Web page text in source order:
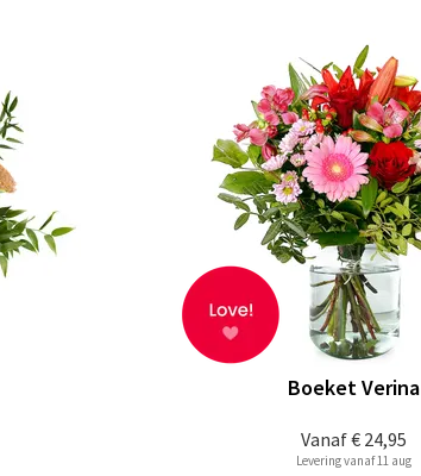
Vanaf€ 24,95
Boeket Verina
Levering vanaf 11 aug